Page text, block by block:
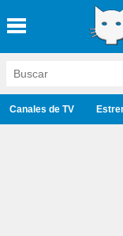
Canales de TV